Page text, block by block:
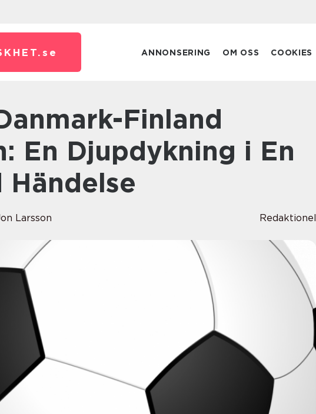
se ANNONSERING OM OSS COOKIES
En Djupdykning i En
Händelse
Larsson Redaktionel